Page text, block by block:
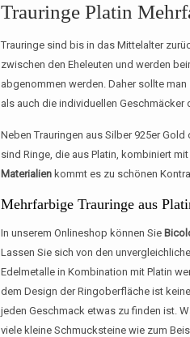
Trauringe Platin
Trauringe sind bis in das Mittelalter
zwischen den Eheleuten und werden
abgenommen werden. Daher sollte
als auch die individuellen
Neben Trauringen aus Silber 925er
sind Ringe, die aus Platin, kombiniert
Materialien kommt es zu schönen
Mehrfarbige Trauringe aus
In unserem Onlineshop können Sie
Lassen Sie sich von den
Edelmetalle in Kombination mit Platin
dem Design der Ringoberfläche ist
jeden Geschmack etwas zu finden ist.
viele kleine Schmucksteine wie zum